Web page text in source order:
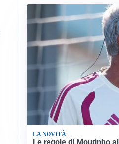
LA NOVITÀ
Le regole di Mourinho